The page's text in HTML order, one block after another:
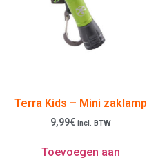
Terra Kids – Mini zaklamp
9,99€ incl. BTW
Toevoegen aan